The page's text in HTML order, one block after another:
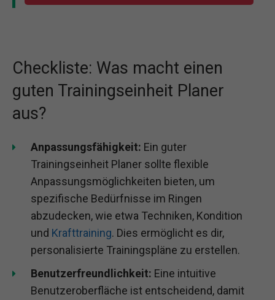
Checkliste: Was macht einen
guten Trainingseinheit Planer
aus?
Anpassungsfähigkeit: Ein guter
Trainingseinheit Planer sollte flexible
Anpassungsmöglichkeiten bieten, um
spezifische Bedürfnisse im Ringen
abzudecken, wie etwa Techniken, Kondition
und Krafttraining. Dies ermöglicht es dir,
personalisierte Trainingspläne zu erstellen.
Benutzerfreundlichkeit: Eine intuitive
Benutzeroberfläche ist entscheidend, damit